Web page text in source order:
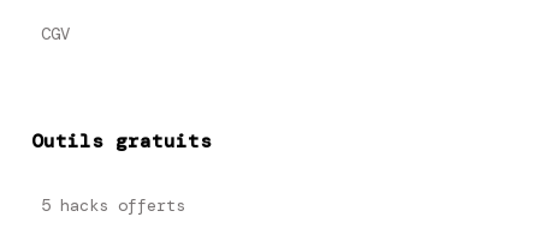
CGV
Outils gratuits
5 hacks offerts